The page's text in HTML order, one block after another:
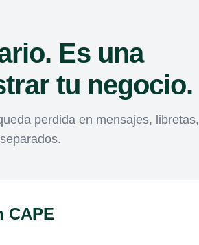
Es una
tu negocio.
perdida en mensajes, libretas,
CAPE